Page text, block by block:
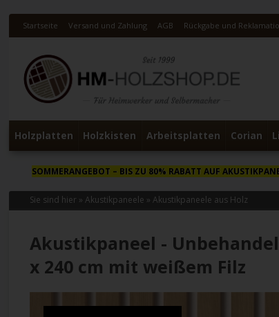
Startseite Versand und Zahlung AGB Rückgabe und
Holzplatten Holzkisten Arbeitsplatten Corian
SOMMERANGEBOT– BIS ZU 80% RABATT AUF
Sie sind hier »Akustikpaneele »Akustikpaneele aus Holz
Akustikpaneel -
x 240 cm mit weißem Filz